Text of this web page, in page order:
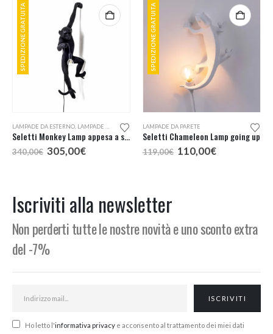
SPEDIZIONE GRATUITA
LAMPADE DA ESTERNO LAMPADE DA PARETE
Seletti Monkey Lamp appesa a sinistra lampada da esterno
340,00€ Il
prezzo
305,00€Il
SPEDIZIONE GRATUITA
LAMPADE DA PARETE
Seletti Chameleon Lamp going up
119,00€ Il
prezzo
110,00€Il
Iscriviti alla newsletter
Non perderti tutte le nostre novità e uno sconto extra
del -7%
Ho letto l'informativa privacy e acconsento al trattamento dei miei dati